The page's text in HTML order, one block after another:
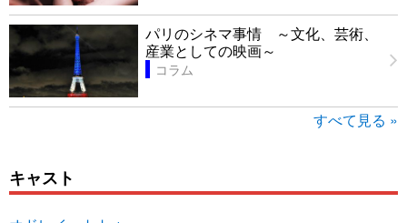
パリのシネマ事情 ～文化、芸術、
産業としての映画～
コラム
すべて見る »
キャスト